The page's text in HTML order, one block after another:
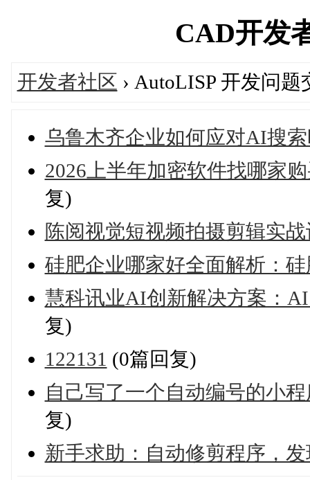
CAD开发
开发者社区 › AutoLISP 开发问题
乌鲁木齐企业如何应对AI搜
2026上半年加密软件找哪家
复)
陈阅视觉短视频拍摄剪辑实
硅肥企业哪家好全面解析：
慧科讯业AI创新解决方案：
复)
122131 (0篇回复)
自己写了一个自动编号的小
复)
新手求助：自动修剪程序，